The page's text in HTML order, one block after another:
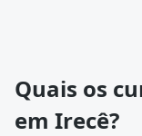
Quais os
em Irecê?